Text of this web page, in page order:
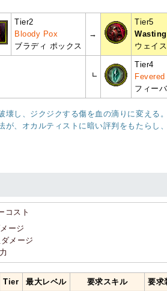
Tier2
Bloody Pox
ブラディ ポックス
→
Tier5
Wasting
ウェイ
┗
Tier4
フィー
壊し、ジクジクする傷を血の滴りに変える。
が、オカルティストに暗い評判をもたらし
コスト
ージ
メージ
Tier 最大レベル 要求スキル 要求